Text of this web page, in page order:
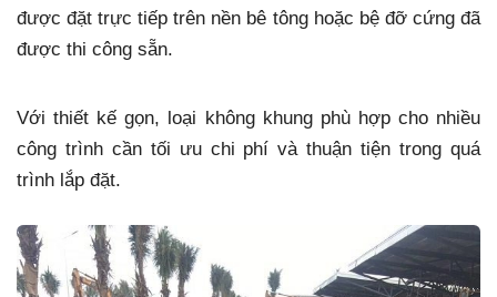
được đặt trực tiếp trên nền bê tông hoặc bệ đỡ cứng đã
được thi công sẵn.
Với thiết kế gọn, loại không khung phù hợp cho nhiều
công trình cần tối ưu chi phí và thuận tiện trong quá
trình lắp đặt.